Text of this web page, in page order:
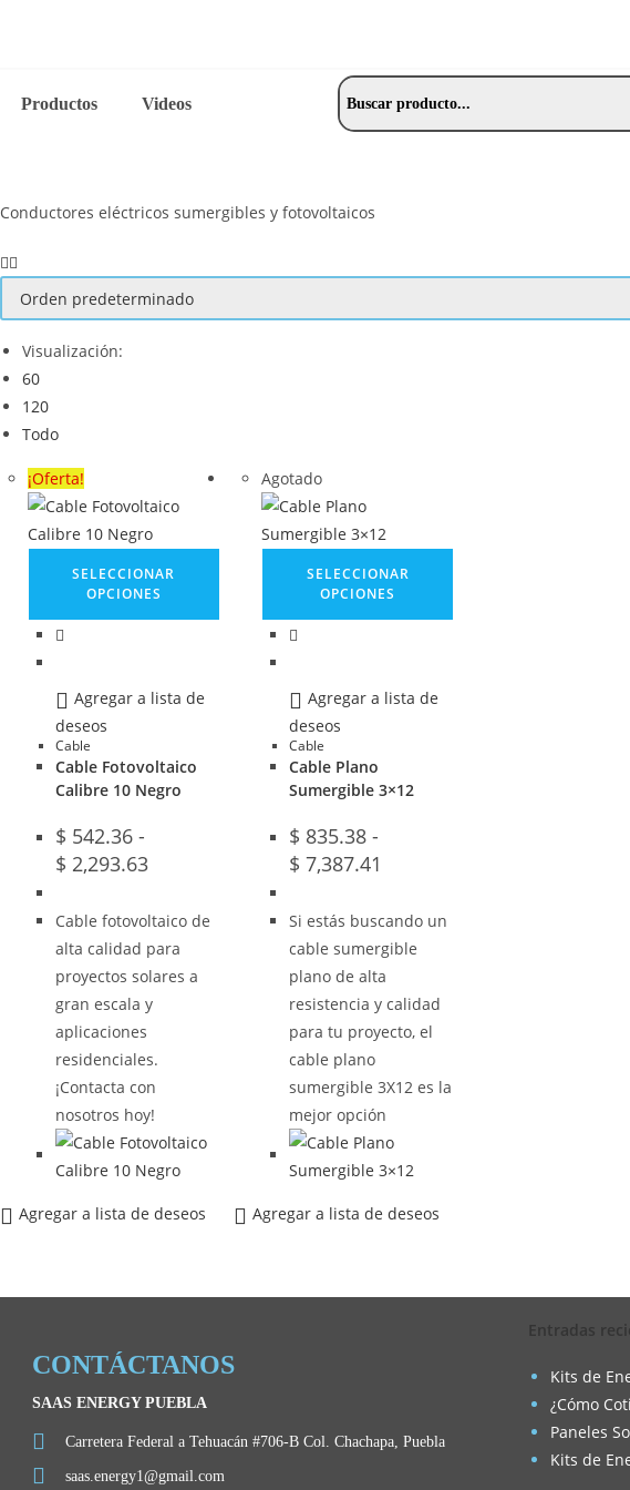
Productos Videos
Conductores eléctricos sumergibles y fotovoltaicos
Visualización:
60
120
Todo
¡Oferta!
SELECCIONAR
OPCIONES
Agregar a lista de
deseos
Cable
Cable Fotovoltaico
Calibre 10 Negro
$ 542.36 -
$ 2,293.63
Cable fotovoltaico de
alta calidad para
proyectos solares a
gran escala y
aplicaciones
residenciales.
¡Contacta con
nosotros hoy!
Agregar a lista de deseos
Agotado
SELECCIONAR
OPCIONES
Agregar a lista de
deseos
Cable
Cable Plano
Sumergible 3×12
$ 835.38 -
$ 7,387.41
Si estás buscando un
cable sumergible
plano de alta
resistencia y calidad
para tu proyecto, el
cable plano
sumergible 3X12 es la
mejor opción
Agregar a lista de deseos
CONTÁCTANOS
SAAS ENERGY PUEBLA
Carretera Federal a Tehuacán #706-B Col. Chachapa, Puebla
saas.energy1@gmail.com
Entradas
Kits de
¿Cómo
Paneles
Kits de